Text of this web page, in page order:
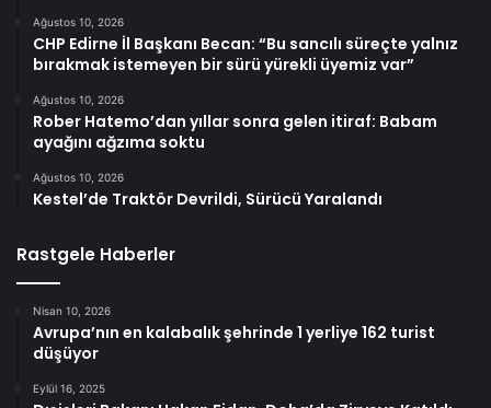
Ağustos 10, 2026
CHP Edirne İl Başkanı Becan: “Bu sancılı süreçte yalnız
bırakmak istemeyen bir sürü yürekli üyemiz var”
Ağustos 10, 2026
Rober Hatemo’dan yıllar sonra gelen itiraf: Babam
ayağını ağzıma soktu
Ağustos 10, 2026
Kestel’de Traktör Devrildi, Sürücü Yaralandı
Rastgele Haberler
Nisan 10, 2026
Avrupa’nın en kalabalık şehrinde 1 yerliye 162 turist
düşüyor
Eylül 16, 2025